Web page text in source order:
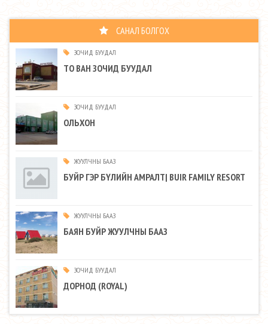
САНАЛ БОЛГОХ
ЗОЧИД БУУДАЛ
ТО ВАН ЗОЧИД БУУДАЛ
ЗОЧИД БУУДАЛ
ОЛЬХОН
ЖУУЛЧНЫ БААЗ
БУЙР ГЭР БҮЛИЙН АМРАЛТ| BUIR FAMILY RESORT
ЖУУЛЧНЫ БААЗ
БАЯН БУЙР ЖУУЛЧНЫ БААЗ
ЗОЧИД БУУДАЛ
ДОРНОД (ROYAL)